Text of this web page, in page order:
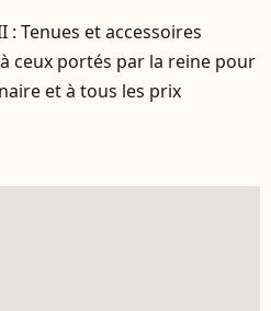
: Tenues et accessoires
ceux portés par la reine pour
et à tous les prix